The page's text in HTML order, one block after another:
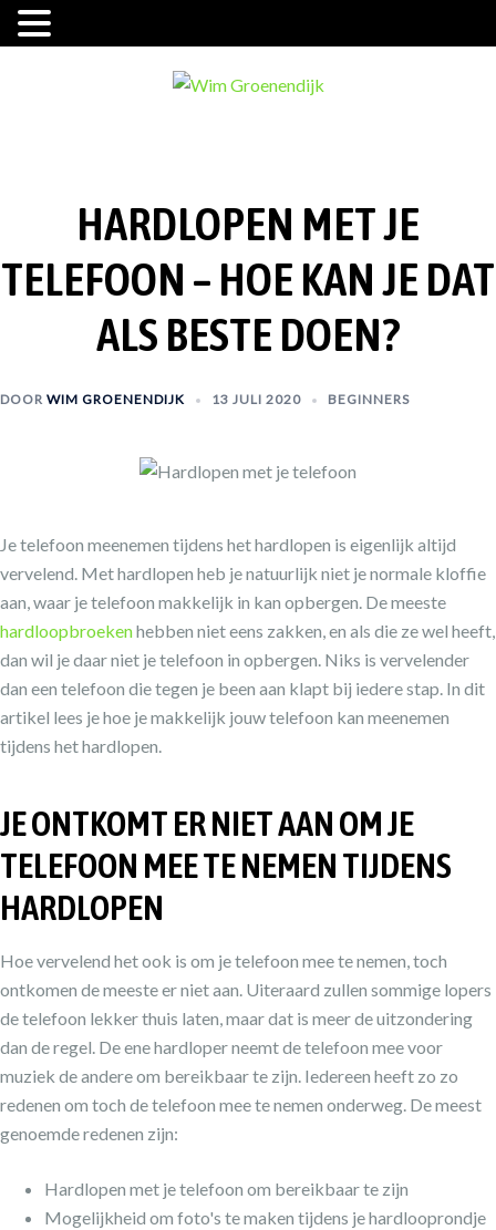
HARDLOPEN MET JE
TELEFOON – HOE KAN JE DAT
ALS BESTE DOEN?
DOOR WIM GROENENDIJK 13 JULI 2020 BEGINNERS
Je telefoon meenemen tijdens het hardlopen is eigenlijk altijd
vervelend. Met hardlopen heb je natuurlijk niet je normale kloffie
aan, waar je telefoon makkelijk in kan opbergen. De meeste
hardloopbroekenhebben niet eens zakken, en als die ze wel heeft,
dan wil je daar niet je telefoon in opbergen. Niks is vervelender
dan een telefoon die tegen je been aan klapt bij iedere stap. In dit
artikel lees je hoe je makkelijk jouw telefoon kan meenemen
tijdens het hardlopen.
JE ONTKOMT ER NIET AAN OM JE
TELEFOON MEE TE NEMEN TIJDENS
HARDLOPEN
Hoe vervelend het ook is om je telefoon mee te nemen, toch
ontkomen de meeste er niet aan. Uiteraard zullen sommige lopers
de telefoon lekker thuis laten, maar dat is meer de uitzondering
dan de regel. De ene hardloper neemt de telefoon mee voor
muziek de andere om bereikbaar te zijn. Iedereen heeft zo zo
redenen om toch de telefoon mee te nemen onderweg. De meest
genoemde redenen zijn:
Hardlopen met je telefoon om bereikbaar te zijn
Mogelijkheid om foto's te maken tijdens je hardlooprondje